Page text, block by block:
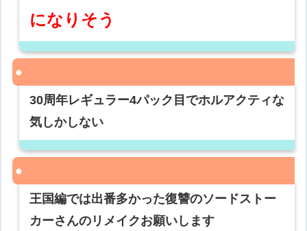
になりそう
30周年レギュラー4パック目でホルアクティな
気しかしない
王国編では出番多かった復讐のソードストー
カーさんのリメイクお願いします